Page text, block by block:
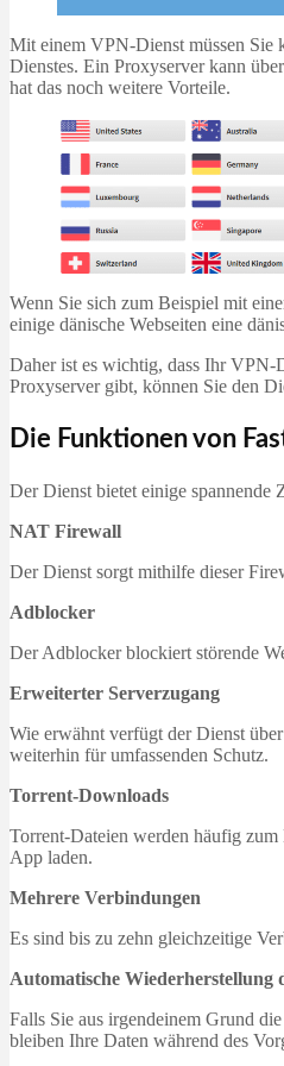
Mit einem VPN-Dienst müssen Sie
Dienstes. Ein Proxyserver kann
hat das noch weitere Vorteile.
Wenn Sie sich zum Beispiel mit
einige dänische Webseiten eine
Daher ist es wichtig, dass Ihr VPN-
Proxyserver gibt, können Sie den
Die Funktionen von
Der Dienst bietet einige spannende
NAT Firewall
Der Dienst sorgt mithilfe dieser
Adblocker
Der Adblocker blockiert störende
Erweiterter Serverzugang
Wie erwähnt verfügt der Dienst
weiterhin für umfassenden Schutz.
Torrent-Downloads
Torrent-Dateien werden häufig
App laden.
Mehrere Verbindungen
Es sind bis zu zehn gleichzeitige
Automatische Wiederherstellung
Falls Sie aus irgendeinem Grund
bleiben Ihre Daten während des